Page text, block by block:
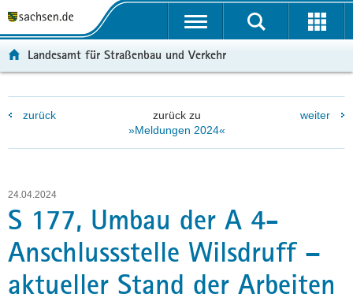
t
l
e
g
r
e
i
e
n
t
l
v
g
a
t
i
o
n
p
i
a
t
t
r
e
e
i
c
h
Landesamt für Straßenbau und Verkehr
zurück
zurück zu
»Meldungen 2024«
weiter
24.04.2024
S 177, Umbau der A 4-
Anschlussstelle Wilsdruff –
aktueller Stand der Arbeiten